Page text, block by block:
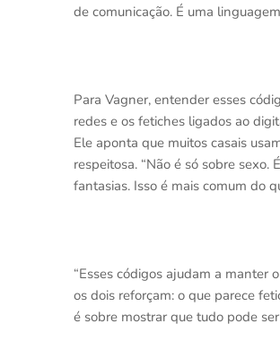
de comunicação. É uma
Para Vagner, entender esses
redes e os fetiches ligados ao
Ele aponta que muitos casais
respeitosa. “Não é só sobre
fantasias. Isso é mais comum do
“Esses códigos ajudam a manter
os dois reforçam: o que parece
é sobre mostrar que tudo pode